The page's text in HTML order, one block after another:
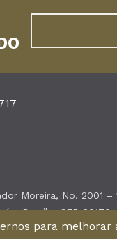
Moreira, No. 2001 –
- Brasil - CEP 60170-
para melhorar